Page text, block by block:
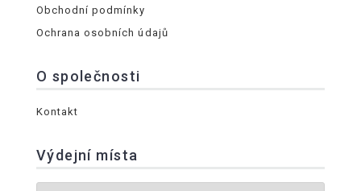
Obchodní podmínky
Ochrana osobních údajů
O společnosti
Kontakt
Výdejní místa